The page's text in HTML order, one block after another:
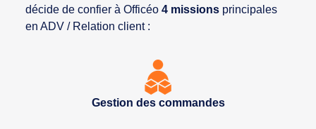
décide de confier à Officéo 4 missionsprincipales
en ADV / Relation client :
Gestion des commandes